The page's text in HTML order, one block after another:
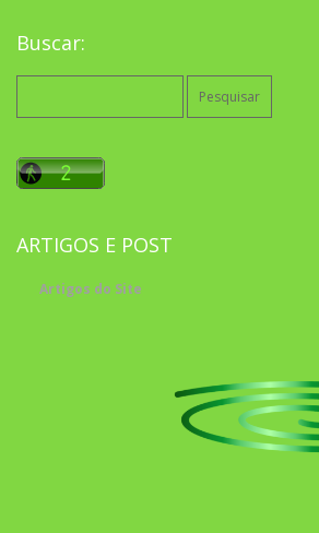
Buscar:
ARTIGOS E POST
Artigos do Site